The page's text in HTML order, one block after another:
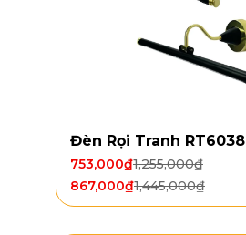
Đèn Rọi Tranh RT6038
1,255,000₫
753,000₫
1,445,000₫
867,000₫